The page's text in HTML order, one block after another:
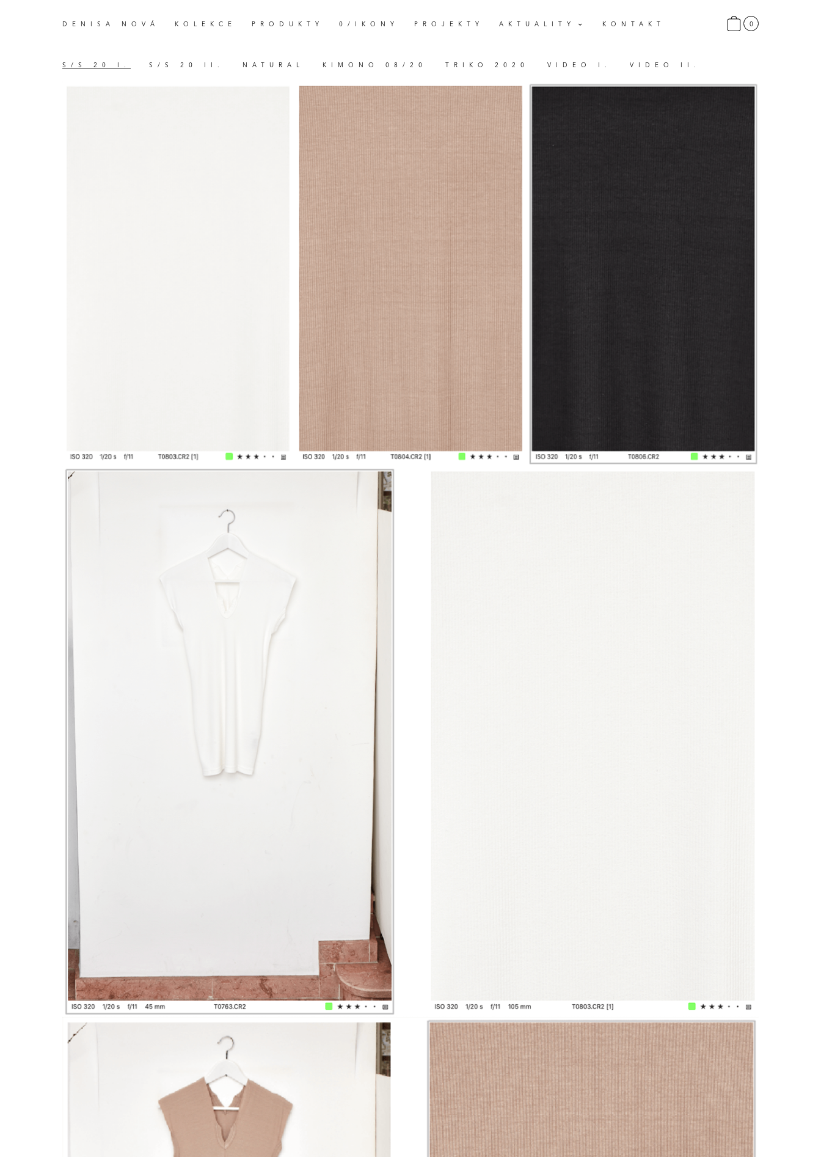
DENISA NOVÁ KOLEKCE PRODUKTY 0/IKONY PROJEKTY AKTUALITY KONTAKT 0
S/S 20 I. S/S 20 II. NATURAL KIMONO 08/20 TRIKO 2020 VIDEO I. VIDEO II.